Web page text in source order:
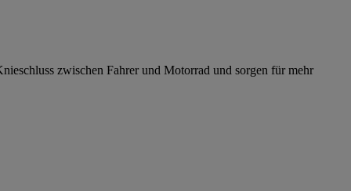
zwischen Fahrer und Motorrad und sorgen für mehr